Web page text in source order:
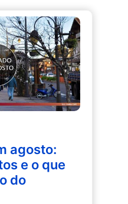
agosto:
e o que
do